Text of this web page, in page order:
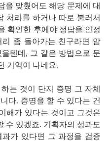
을 맞췄어도 해당 문제에 대
처리를 하거나 따로 불러서
확인한 후에야 정답을 인정
좀 돌아가는 친구라면 암
텐데, 그 같은 방법으로 문
기억이 나네요.
는 것이 단지 증명 그 자체
다. 증명을 할 수 있다는 건
해가 있다는 것이고 그것은
수 있겠죠. 기획자의 성과도
가 있다면 그 과정을 검증